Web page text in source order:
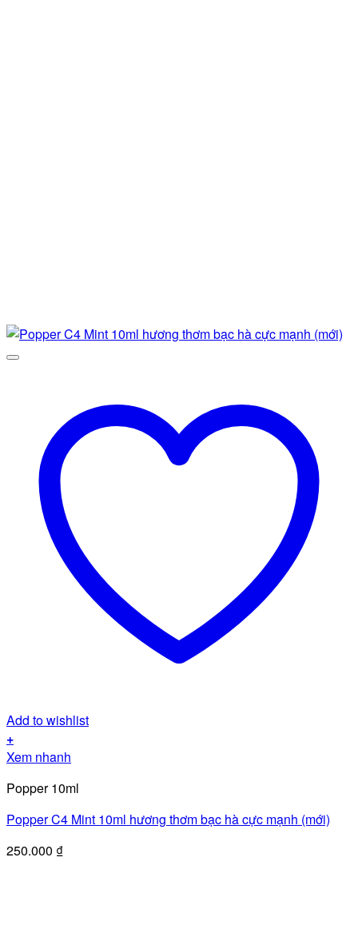
Add to wishlist
+
Xem nhanh
Popper 10ml
Popper C4 Mint 10ml hương thơm bạc hà cực mạnh (mới)
250.000 ₫